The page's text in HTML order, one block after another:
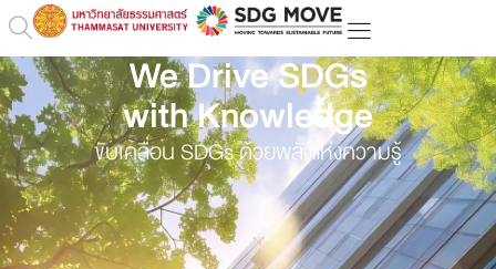
We Drive SDGs
with Knowledge
ขับเคลื่อน SDGs ด้วยพลังแห่งความรู้